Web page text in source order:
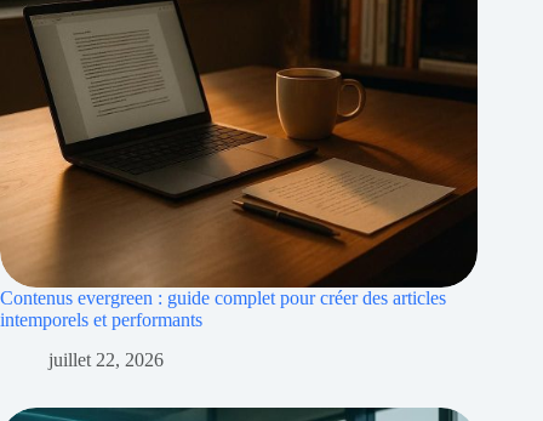
Contenus evergreen : guide complet pour créer des articles
intemporels et performants
juillet 22, 2026